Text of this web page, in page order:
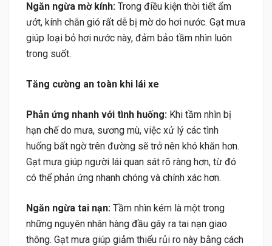
Ngăn ngừa mờ kính: Trong điều kiện thời tiết ẩm
ướt, kính chắn gió rất dễ bị mờ do hơi nước. Gạt mưa
giúp loại bỏ hơi nước này, đảm bảo tầm nhìn luôn
trong suốt.
Tăng cường an toàn khi lái xe
Phản ứng nhanh với tình huống: Khi tầm nhìn bị
hạn chế do mưa, sương mù, việc xử lý các tình
huống bất ngờ trên đường sẽ trở nên khó khăn hơn.
Gạt mưa giúp người lái quan sát rõ ràng hơn, từ đó
có thể phản ứng nhanh chóng và chính xác hơn.
Ngăn ngừa tai nạn: Tầm nhìn kém là một trong
những nguyên nhân hàng đầu gây ra tai nạn giao
thông. Gạt mưa giúp giảm thiểu rủi ro này bằng cách